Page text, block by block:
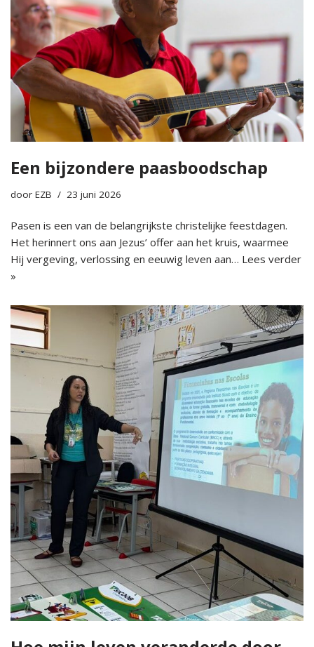
Een bijzondere paasboodschap
door EZB 23 juni 2026
Pasen is een van de belangrijkste christelijke feestdagen.
Het herinnert ons aan Jezus’ offer aan het kruis, waarmee
Hij vergeving, verlossing en eeuwig leven aan… Lees verder
»